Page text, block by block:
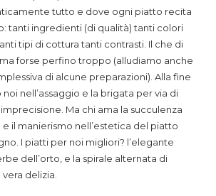
tutto e dove ogni piatto recita
tanti ingredienti (di qualità) tanti colori
tipi di cottura tanti contrasti. Il che di
forse perfino troppo (alludiamo anche
di alcune preparazioni). Alla fine
nell’assaggio e la brigata per via di
Ma chi ama la succulenza
il manierismo nell’estetica del piatto
I piatti per noi migliori? l’elegante
dell’orto, e la spirale alternata di
delizia.